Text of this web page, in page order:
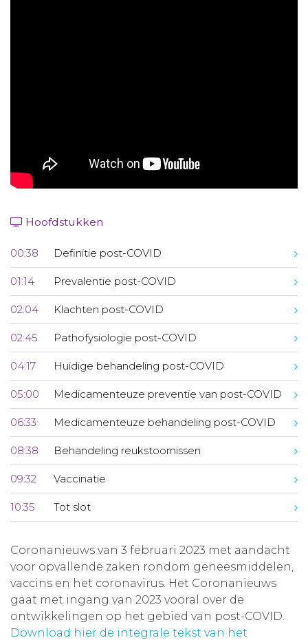
Hoofdstukken
00:38 Definitie post-COVID
01:14 Prevalentie post-COVID
02:04 Klachten post-COVID
02:45 Pathofysiologie post-COVID
04:17 Huidige behandeling post-COVID
05:00 Medicamenteuze preventie van post-COVID
06:33 Medicamenteuze behandeling post-COVID
08:38 Behandeling reukstoornissen
09:32 Vaccinatie
10:35 Tot slot
Coronanieuws van 3 februari 2023 met aandacht
voor opvallende zaken rondom geneesmiddelen,
vaccins en het coronavirus. Het Coronanieuws
gaat met ingang van 2023 vooral over de
ontwikkelingen op het gebied van post-COVID.
Download hier de integrale tekst van het